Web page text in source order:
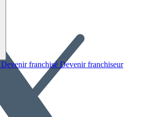
Devenir franchisé Devenir franchiseur